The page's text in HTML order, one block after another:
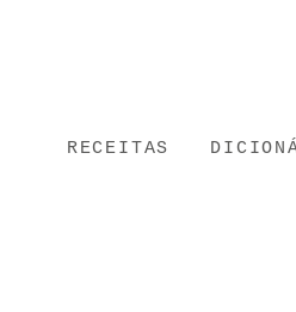
RECEITAS